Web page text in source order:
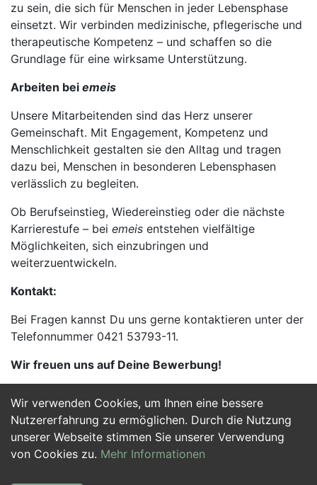
Wir verwenden Cookies, um Ihnen eine bessere
Nutzererfahrung zu ermöglichen. Durch die Nutzung
unserer Webseite stimmen Sie unserer Verwendung
von Cookies zu. Mehr Informationen
zu sein, die sich für Menschen in jeder Lebensphase
einsetzt. Wir verbinden medizinische, pflegerische und
therapeutische Kompetenz – und schaffen so die
Grundlage für eine wirksame Unterstützung.
Arbeiten bei emeis
Unsere Mitarbeitenden sind das Herz unserer
Gemeinschaft. Mit Engagement, Kompetenz und
Menschlichkeit gestalten sie den Alltag und tragen
dazu bei, Menschen in besonderen Lebensphasen
verlässlich zu begleiten.
Ob Berufseinstieg, Wiedereinstieg oder die nächste
Karrierestufe – bei emeis entstehen vielfältige
Möglichkeiten, sich einzubringen und
weiterzuentwickeln.
Kontakt:
Bei Fragen kannst Du uns gerne kontaktieren unter der
Telefonnummer 0421 53793-11.
Wir freuen uns auf Deine Bewerbung!
Jetzt Bewerben